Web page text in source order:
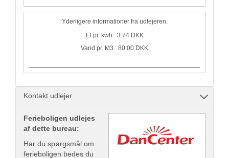
Yderligere informationer fra udlejeren:
El pr. kwh : 3.74 DKK
Vand pr. M3 : 80.00 DKK
Kontakt udlejer
Ferieboligen udlejes
af dette bureau:
Har du spørgsmål om
ferieboligen bedes du